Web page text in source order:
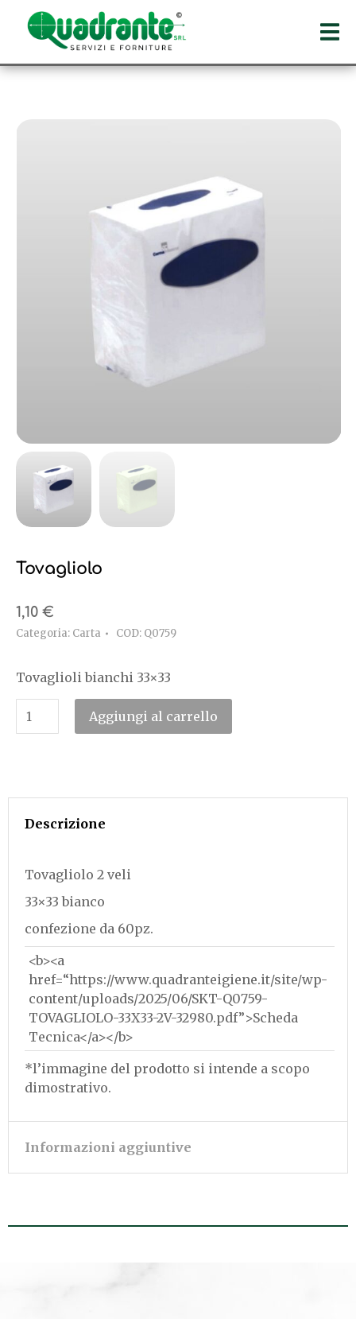
Tovagliolo
1,10 €
Categoria: Carta COD: Q0759
Tovaglioli bianchi 33×33
Aggiungi al carrello
Descrizione
Tovagliolo 2 veli
33×33 bianco
confezione da 60pz.
<b><a
href=“https://www.quadranteigiene.it/site/wp-
content/uploads/2025/06/SKT-Q0759-
TOVAGLIOLO-33X33-2V-32980.pdf”>Scheda
Tecnica</a></b>
*l’immagine del prodotto si intende a scopo
dimostrativo.
Informazioni aggiuntive